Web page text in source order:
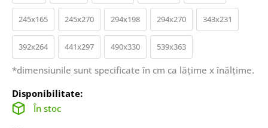
245x165 245x270 294x198 294x270 343x231
392x264 441x297 490x330 539x363
*dimensiunile sunt specificate în cm ca lățime x înălțime.
Disponibilitate:
În stoc